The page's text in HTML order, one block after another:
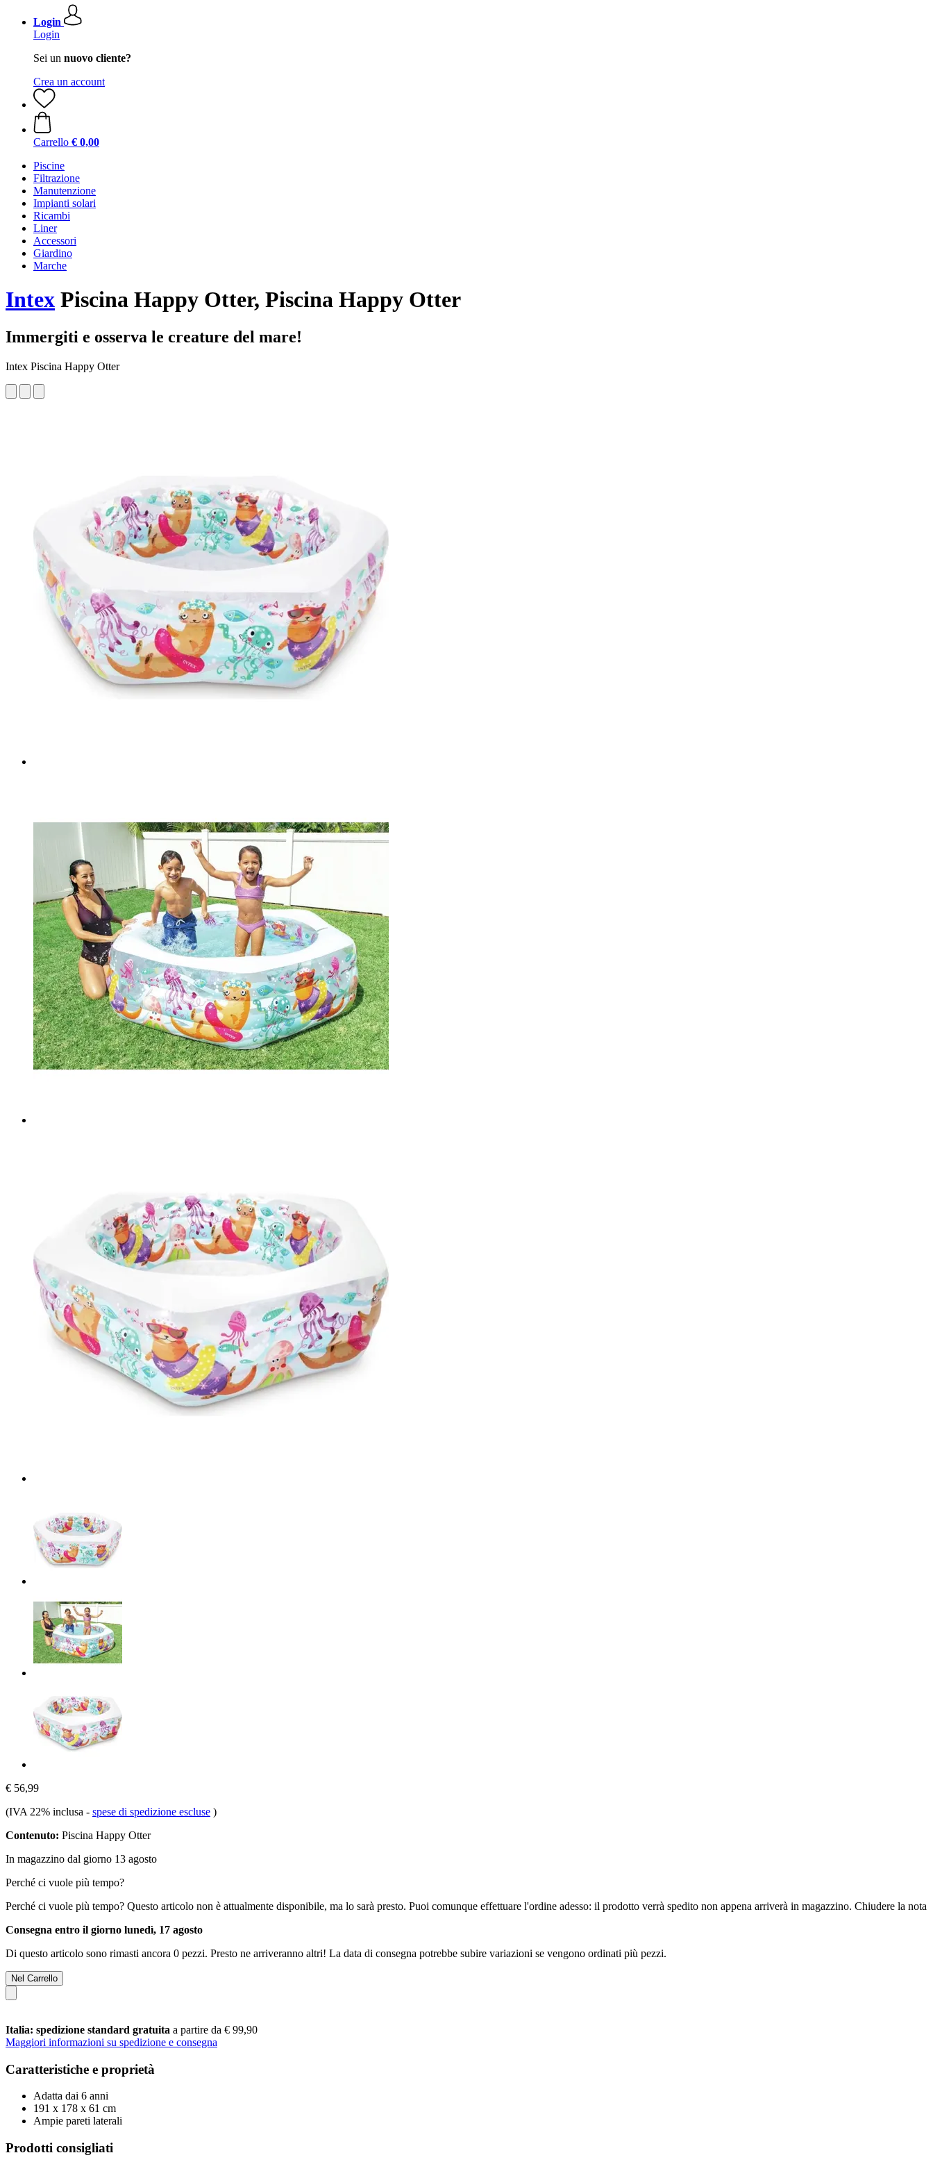
Login
Login
Sei un nuovo cliente?
Crea un account
Carrello € 0,00
Piscine
Filtrazione
Manutenzione
Impianti solari
Ricambi
Liner
Accessori
Giardino
Marche
Intex Piscina Happy Otter, Piscina Happy Otter
Immergiti e osserva le creature del mare!
Intex Piscina Happy Otter
€ 56,99
(IVA 22% inclusa - spese di spedizione escluse )
Contenuto: Piscina Happy Otter
In magazzino dal giorno 13 agosto
Perché ci vuole più tempo?
Perché ci vuole più tempo? Questo articolo non è attualmente disponibile, ma lo sarà presto. Puoi comunque effettuare l'ordine adesso: il prodotto verrà spedito non appena arriverà in magazzino. Chiudere la nota
Consegna entro il giorno lunedì, 17 agosto
Di questo articolo sono rimasti ancora 0 pezzi. Presto ne arriveranno altri! La data di consegna potrebbe subire variazioni se vengono ordinati più pezzi.
Nel Carrello
Italia: spedizione standard gratuita a partire da € 99,90
Maggiori informazioni su spedizione e consegna
Caratteristiche e proprietà
Adatta dai 6 anni
191 x 178 x 61 cm
Ampie pareti laterali
Prodotti consigliati